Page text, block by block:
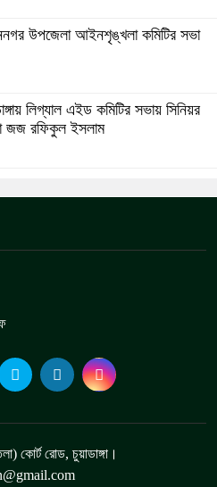
উপজেলা আইনশৃঙ্খলা কমিটির সভা
লিগ্যাল এইড কমিটির সভায় সিনিয়র
জজ রফিকুল ইসলাম
কোর্ট রোড, চুয়াডাঙ্গা।